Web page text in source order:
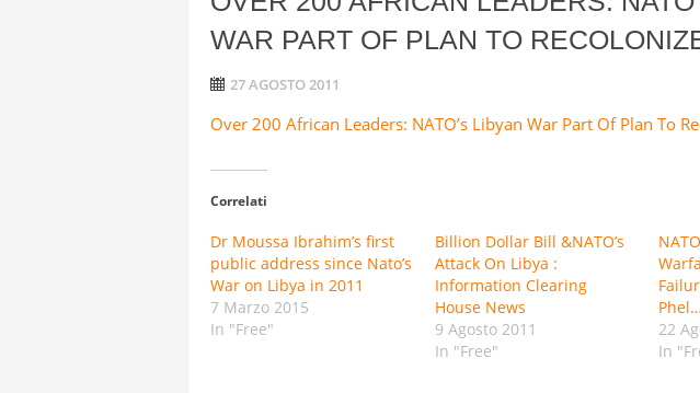
I MISSILI IRANIANI PIOVONO SUI
“L’OPERAZIONE PIÙ ESTESA”: LE
CON DRONI CONTRO OBBIETTIVI
WAR PART OF PLAN TO
27 AGOSTO 2011
Over 200 African Leaders: NATO’s Libyan War Part Of Plan To
Correlati
Dr Moussa Ibrahim’s first
public address since Nato’s
War on Libya in 2011
7 Marzo 2015
In "Free"
Billion Dollar Bill &NATO’s
Attack On Libya :
Information Clearing
House News
9 Agosto 2011
In "Free"
Phel…
22
In